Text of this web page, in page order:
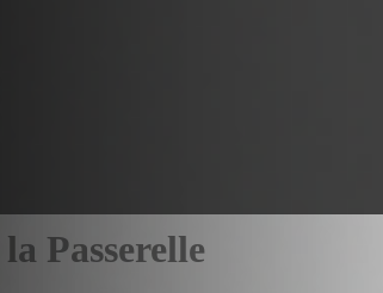
Passerelle